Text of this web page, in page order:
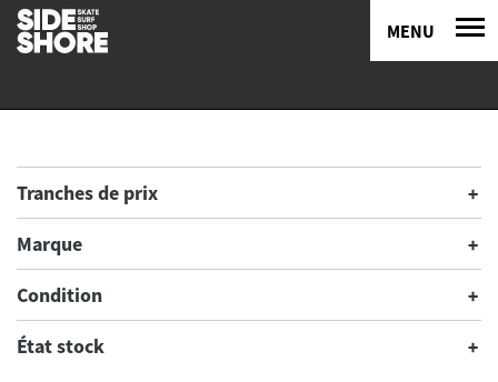
MENU
Tranches de prix
Marque
Condition
État stock